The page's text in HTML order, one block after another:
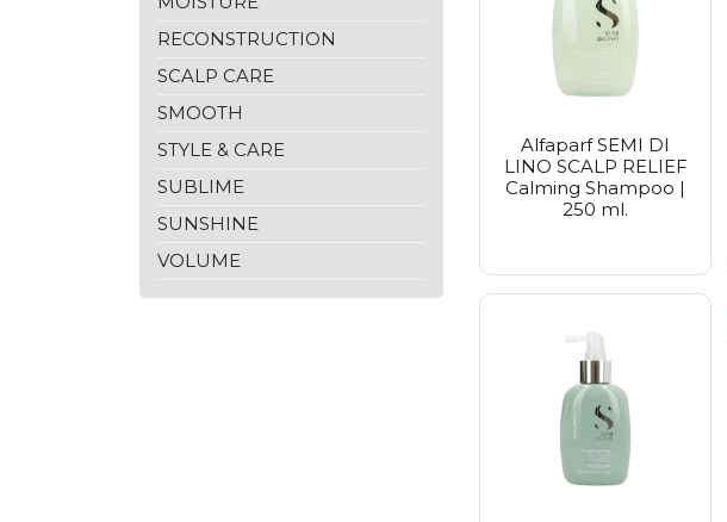
Inebrya
Inglot
Kaypro
Kérastase
Kundal
Lisap
L'anza
L'oréal Paris
L'oréal
Malibu C
Max Factor
RECONSTRUCTION
SCALP CARE
SMOOTH
STYLE & CARE
SUBLIME
SUNSHINE
VOLUME
Alfaparf SEMI DI
LINO SCALP RELIEF
Calming Shampoo |
250 ml.